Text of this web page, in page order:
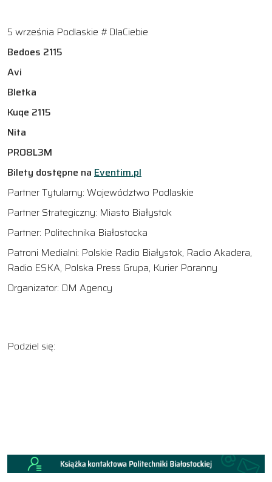
5 września Podlaskie #DlaCiebie
Bedoes 2115
Avi
Bletka
Kuqe 2115
Nita
PRO8L3M
Bilety dostępne na Eventim.pl
Partner Tytularny: Województwo Podlaskie
Partner Strategiczny: Miasto Białystok
Partner: Politechnika Białostocka
Patroni Medialni: Polskie Radio Białystok, Radio Akadera,
Radio ESKA, Polska Press Grupa, Kurier Poranny
Organizator: DM Agency
Podziel się: